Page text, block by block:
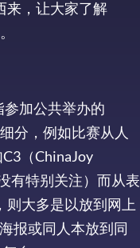
来，让大家了解
加公共举办的
分，例如比赛从人
（ChinaJoy
有特别关注）而从表
则大多是以放到网上
报或同人本放到同